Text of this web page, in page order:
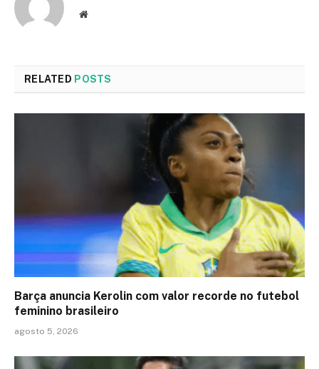
Website
RELATED POSTS
Barça anuncia Kerolin com valor recorde no futebol
feminino brasileiro
agosto 5, 2026